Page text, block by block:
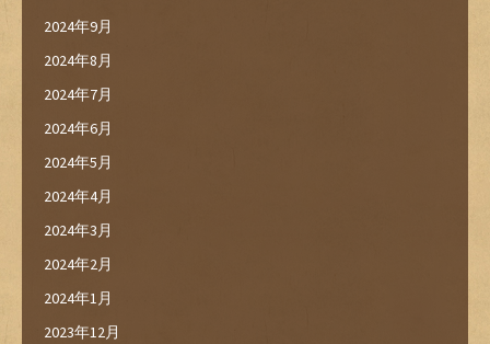
2024年9月
2024年8月
2024年7月
2024年6月
2024年5月
2024年4月
2024年3月
2024年2月
2024年1月
2023年12月